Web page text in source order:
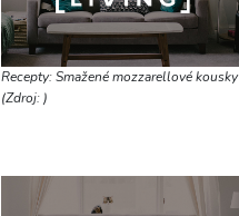
Recepty: Smažené mozzarellové kousky
(Zdroj: )